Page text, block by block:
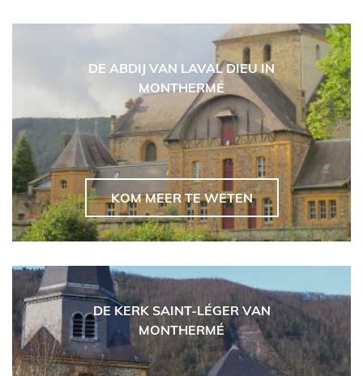
DE ABDIJ VAN LAVAL DIEU IN
MONTHERMÉ
KOM MEER TE WETEN
DE KERK SAINT-LÉGER VAN
MONTHERMÉ